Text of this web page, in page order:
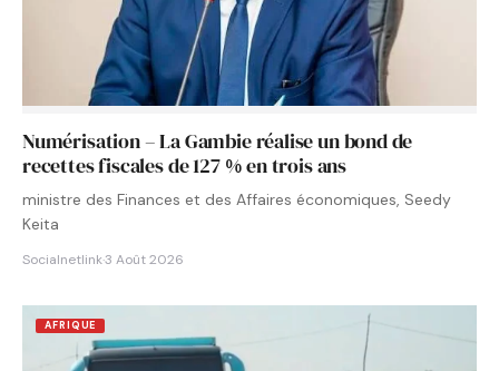
Numérisation – La Gambie réalise un bond de
recettes fiscales de 127 % en trois ans
ministre des Finances et des Affaires économiques, Seedy
Keita
Socialnetlink·3 Août 2026
AFRIQUE